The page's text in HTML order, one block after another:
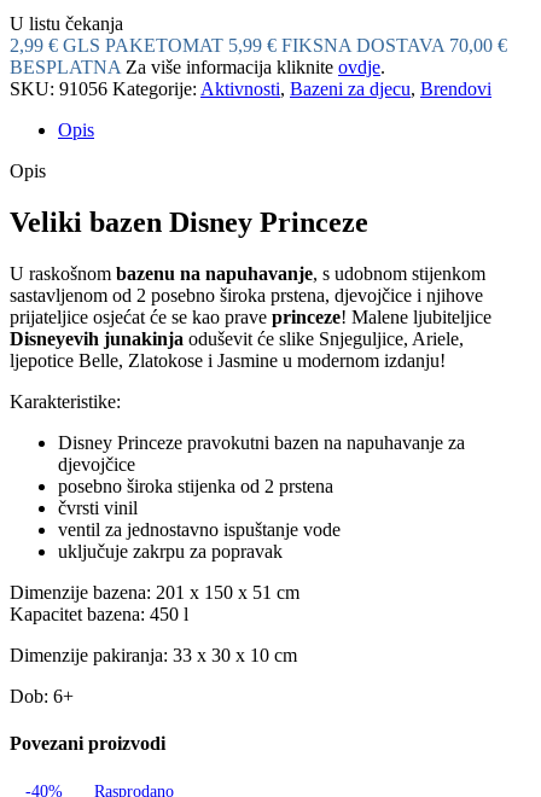
U listu čekanja
2,99 € GLS PAKETOMAT 5,99 € FIKSNA DOSTAVA 70,00 €
BESPLATNA Za više informacija kliknite ovdje.
SKU: 91056 Kategorije: Aktivnosti, Bazeni za djecu, Brendovi
Opis
Opis
Veliki bazen Disney Princeze
U raskošnom bazenu na napuhavanje, s udobnom stijenkom
sastavljenom od 2 posebno široka prstena, djevojčice i njihove
prijateljice osjećat će se kao prave princeze! Malene ljubiteljice
Disneyevih junakinja oduševit će slike Snjeguljice, Ariele,
ljepotice Belle, Zlatokose i Jasmine u modernom izdanju!
Karakteristike:
Disney Princeze pravokutni bazen na napuhavanje za
djevojčice
posebno široka stijenka od 2 prstena
čvrsti vinil
ventil za jednostavno ispuštanje vode
uključuje zakrpu za popravak
Dimenzije bazena: 201 x 150 x 51 cm
Kapacitet bazena: 450 l
Dimenzije pakiranja: 33 x 30 x 10 cm
Dob: 6+
Povezani proizvodi
-40% Rasprodano